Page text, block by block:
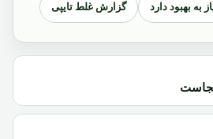
به بهبود دارد گزارش غلط تایپی